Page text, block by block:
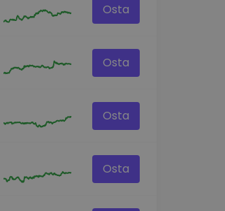
Osta
Osta
Osta
Osta